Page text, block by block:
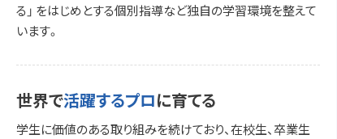
る」 をはじめとする個別指導など独自の学習環境を整えて
います。
世界で活躍するプロに育てる
学生に価値のある取り組みを続けており、在校生、卒業生